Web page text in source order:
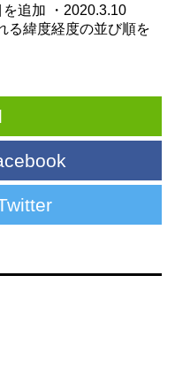
追加 ・2020.3.10
る緯度経度の並び順を